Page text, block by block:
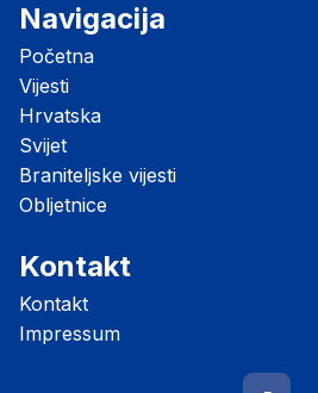
Navigacija
Početna
Vijesti
Hrvatska
Svijet
Braniteljske vijesti
Obljetnice
Kontakt
Kontakt
Impressum